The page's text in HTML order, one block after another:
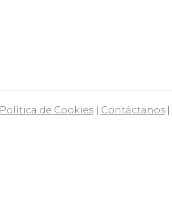
Política de Cookies| Contáctanos|